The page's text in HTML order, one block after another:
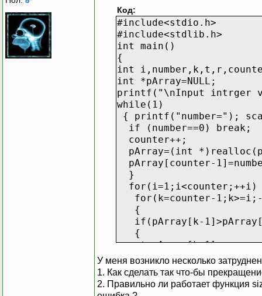
Код:
#include<stdio.h>
#include<stdlib.h>
int main()
{
int
int *pArray=NULL;
printf("\nInput intrger
while(1)
{ printf("number=");
if (number==0) break;
counter++;
pArray=(int
pArray[counter-
}
for(i=1;i<counter;++i)
for(k=counter-
{
if(pArray[k-
{
t=pArray[k-1];
pArray[k-
pArray[k]=t;
}
}
У меня возникло несколько
1. Как сделать так что-бы
2. Правильно ли работает функция